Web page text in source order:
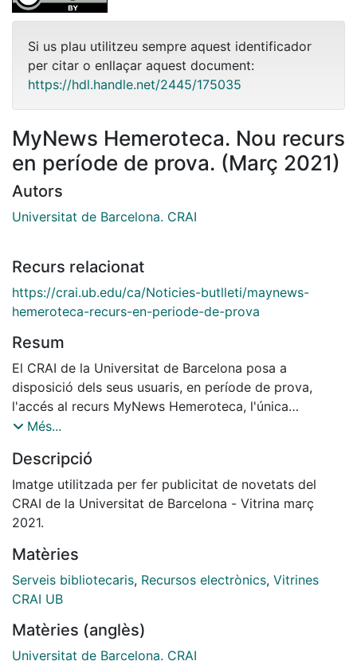
Si us plau utilitzeu sempre aquest identificador
per citar o enllaçar aquest document:
https://hdl.handle.net/2445/175035
MyNews Hemeroteca. Nou recurs
en període de prova. (Març 2021)
Autors
Universitat de Barcelona. CRAI
Recurs relacionat
https://crai.ub.edu/ca/Noticies-butlleti/maynews-
hemeroteca-recurs-en-periode-de-prova
Resum
El CRAI de la Universitat de Barcelona posa a
disposició dels seus usuaris, en període de prova,
l'accés al recurs MyNews Hemeroteca, l'única
hemeroteca de premsa impresa i digital
MyNews ofereix accés a més de 379 milions d'articles
2008) i permet fer una cerca centralitzada en 1.500
fonts, per poder conèixer tot el publicat a Espanya
sobre qualsevol tema d'interès. Inclou a més, accés al
així com un enllaç a la font original (premsa digital).
Més...
Descripció
Imatge utilitzada per fer publicitat de novetats del
CRAI de la Universitat de Barcelona - Vitrina març
2021.
Matèries
Serveis bibliotecaris, Recursos electrònics, Vitrines
CRAI UB
Matèries (anglès)
Universitat de Barcelona. CRAI